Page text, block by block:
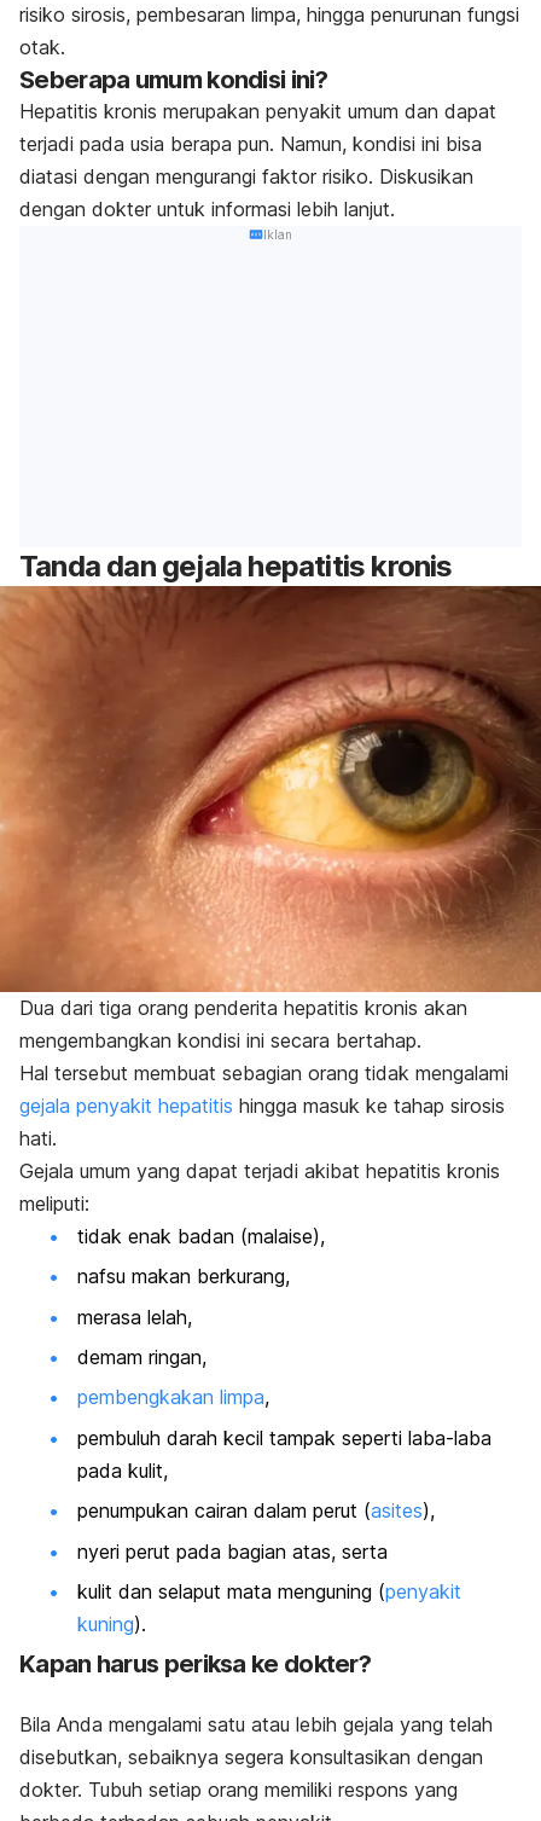
risiko sirosis, pembesaran limpa, hingga penurunan fungsi
otak.
Seberapa umum kondisi ini?
Hepatitis kronis merupakan penyakit umum dan dapat
terjadi pada usia berapa pun. Namun, kondisi ini bisa
diatasi dengan mengurangi faktor risiko. Diskusikan
dengan dokter untuk informasi lebih lanjut.
Iklan
Tanda dan gejala hepatitis kronis
Dua dari tiga orang penderita hepatitis kronis akan
mengembangkan kondisi ini secara bertahap.
Hal tersebut membuat sebagian orang tidak mengalami
gejala penyakit hepatitis hingga masuk ke tahap sirosis
hati.
Gejala umum yang dapat terjadi akibat hepatitis kronis
meliputi:
tidak enak badan (malaise),
nafsu makan berkurang,
merasa lelah,
demam ringan,
pembengkakan limpa,
pembuluh darah kecil tampak seperti laba-laba
pada kulit,
penumpukan cairan dalam perut (asites),
nyeri perut pada bagian atas, serta
kulit dan selaput mata menguning (penyakit
kuning).
Kapan harus periksa ke dokter?
Bila Anda mengalami satu atau lebih gejala yang telah
disebutkan, sebaiknya segera konsultasikan dengan
dokter. Tubuh setiap orang memiliki respons yang